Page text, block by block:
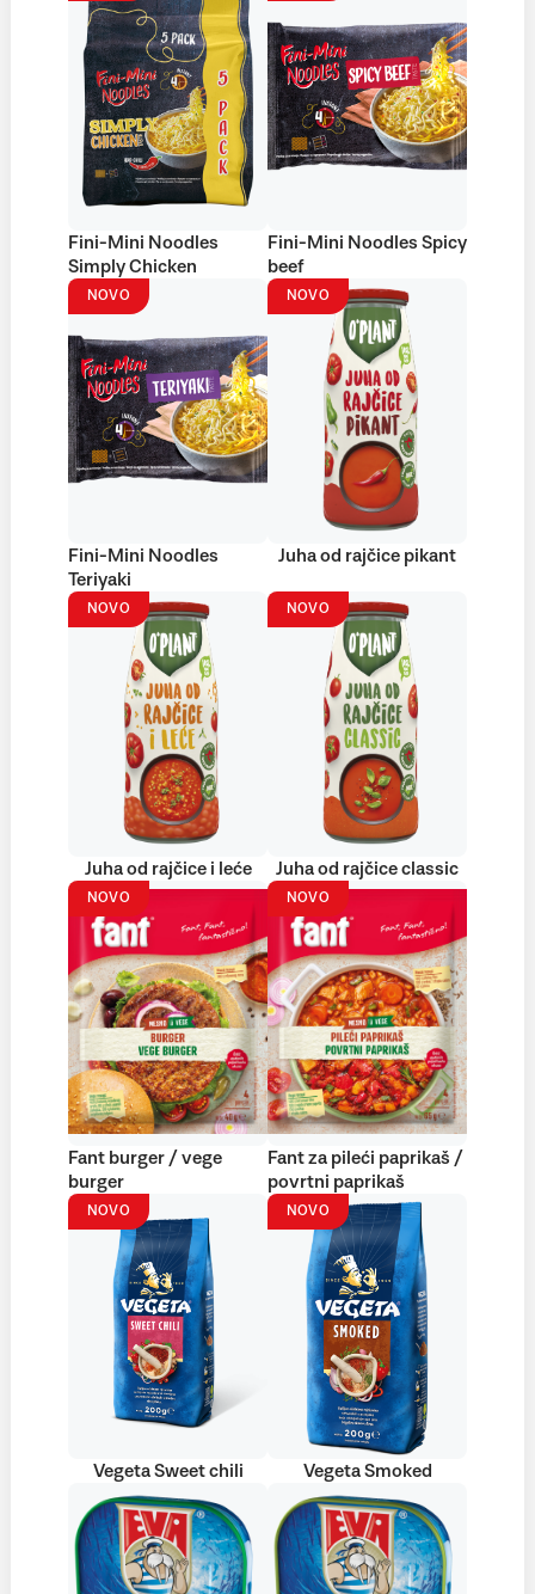
Fini-Mini Noodles
Simply Chicken
Fini-Mini Noodles Spicy
beef
NOVO
Fini-Mini Noodles
Teriyaki
NOVO
Juha od rajčice pikant
NOVO
Juha od rajčice i leće
NOVO
Juha od rajčice classic
NOVO
Fant burger / vege
burger
NOVO
Fant za pileći paprikaš /
povrtni paprikaš
NOVO
Vegeta Sweet chili
NOVO
Vegeta Smoked